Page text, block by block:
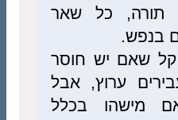
תורה, כל שאר
בנפש.
קל שאם יש חוסר
ערוץ, אבל
מישהו בכלל